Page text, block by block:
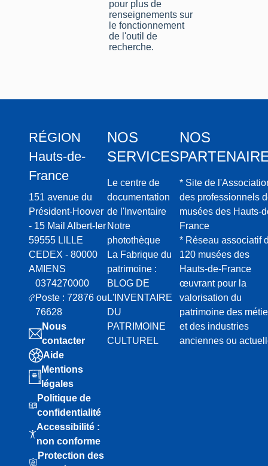
pour plus de
renseignements sur
le fonctionnement
de l'outil de
recherche.
RÉGION
Hauts-de-
France
151 avenue du
Président-Hoover
- 15 Mail Albert-Ier
59555 LILLE
CEDEX - 80000
AMIENS
0374270000
Poste : 72876 ou
76628
Nous
contacter
Aide
Mentions
légales
Politique de
confidentialité
Accessibilité :
non conforme
Protection des
NOS
SERVICES
Le centre de
documentation
de l'Inventaire
Notre
photothèque
La Fabrique du
patrimoine :
BLOG DE
L'INVENTAIRE
DU
PATRIMOINE
CULTUREL
NOS
* Site de
des professionnels
musées des Hauts-
France
* Réseau associatif
120 musées des
Hauts-de-France
œuvrant pour la
valorisation du
patrimoine des
et des industries
anciennes ou